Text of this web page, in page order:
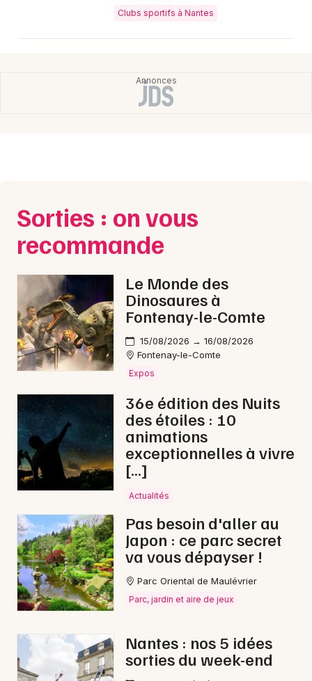
44 - Loire-Atlantique
Clubs sportifs à Nantes
Sorties : on vous
recommande
Le Monde des
Dinosaures à
Fontenay-le-Comte
15/08/2026 → 16/08/2026
Fontenay-le-Comte
Expos
36e édition des Nuits
des étoiles : 10
animations
exceptionnelles à vivre
[…]
Actualités
Pas besoin d'aller au
Japon : ce parc secret
va vous dépayser !
Parc Oriental de Maulévrier
Parc, jardin et aire de jeux
Nantes : nos 5 idées
sorties du week-end